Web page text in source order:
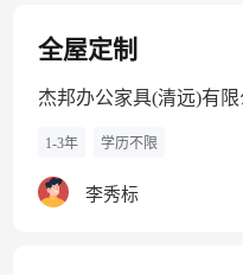
全屋定制
杰邦办公家具(清远)有限
1-3年 学历不限
李秀标